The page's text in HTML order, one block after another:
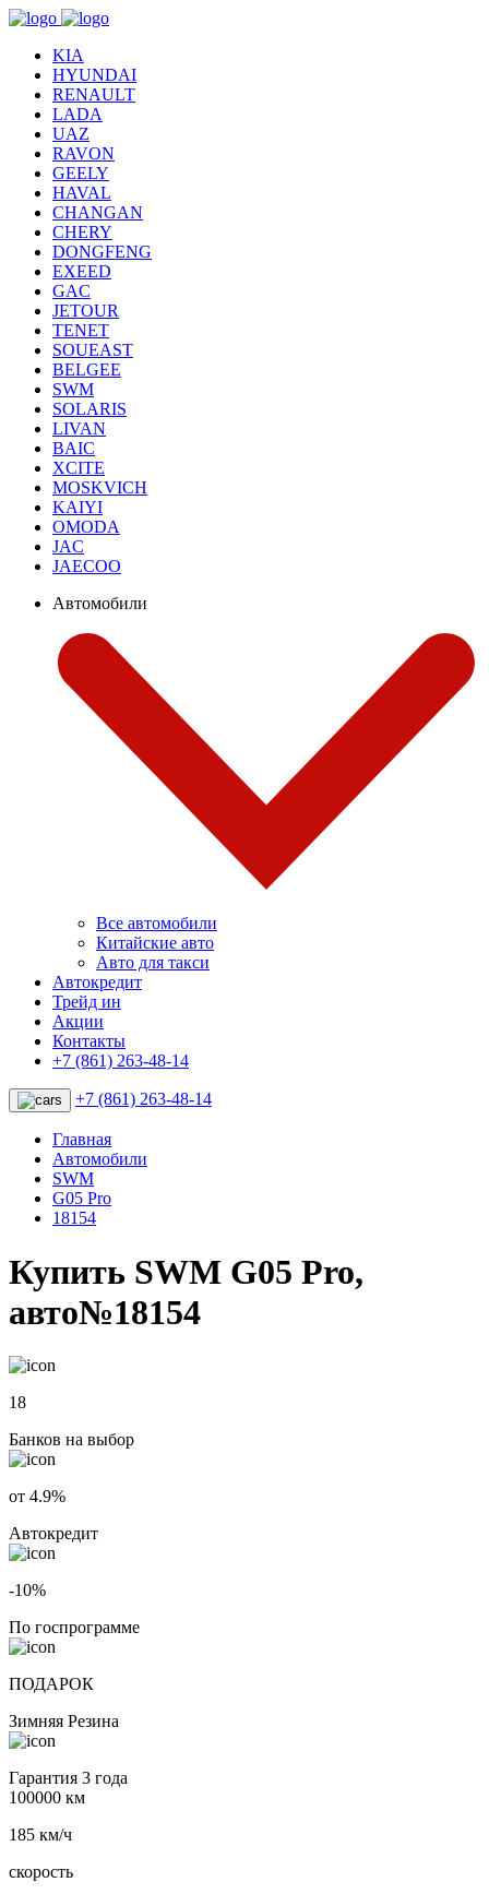
KIA
HYUNDAI
RENAULT
LADA
UAZ
RAVON
GEELY
HAVAL
CHANGAN
CHERY
DONGFENG
EXEED
GAC
JETOUR
TENET
SOUEAST
BELGEE
SWM
SOLARIS
LIVAN
BAIC
XCITE
MOSKVICH
KAIYI
OMODA
JAC
JAECOO
Автомобили
Все автомобили
Китайские авто
Авто для такси
Автокредит
Трейд ин
Акции
Контакты
+7 (861) 263-48-14
+7 (861) 263-48-14
Главная
Автомобили
SWM
G05 Pro
18154
Купить SWM G05 Pro,
авто№18154
18
Банков на выбор
от 4.9%
Автокредит
-10%
По госпрограмме
ПОДАРОК
Зимняя Резина
Гарантия 3 года
100000 км
185 км/ч
скорость